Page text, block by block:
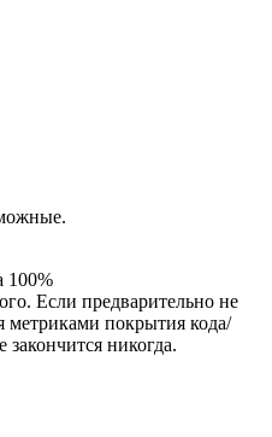
100%
Если предварительно не
метриками покрытия кода/
закончится никогда.